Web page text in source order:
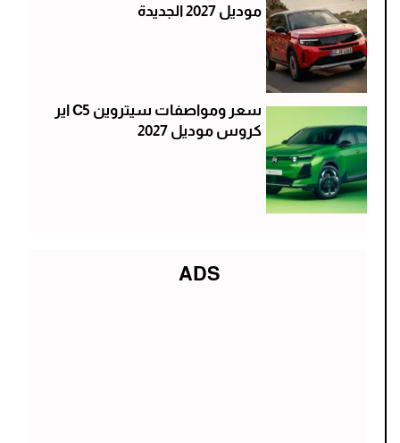
موديل 2027 الجديدة
سعر ومواصفات سيتروين C5 اير
كروس موديل 2027
ADS